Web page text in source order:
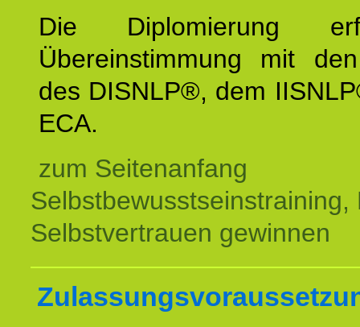
Die Diplomierung
Übereinstimmung mit
des DISNLP®, dem
ECA.
zum Seitenanfang
Selbstbewusstseinstraining,
Selbstvertrauen gewinnen